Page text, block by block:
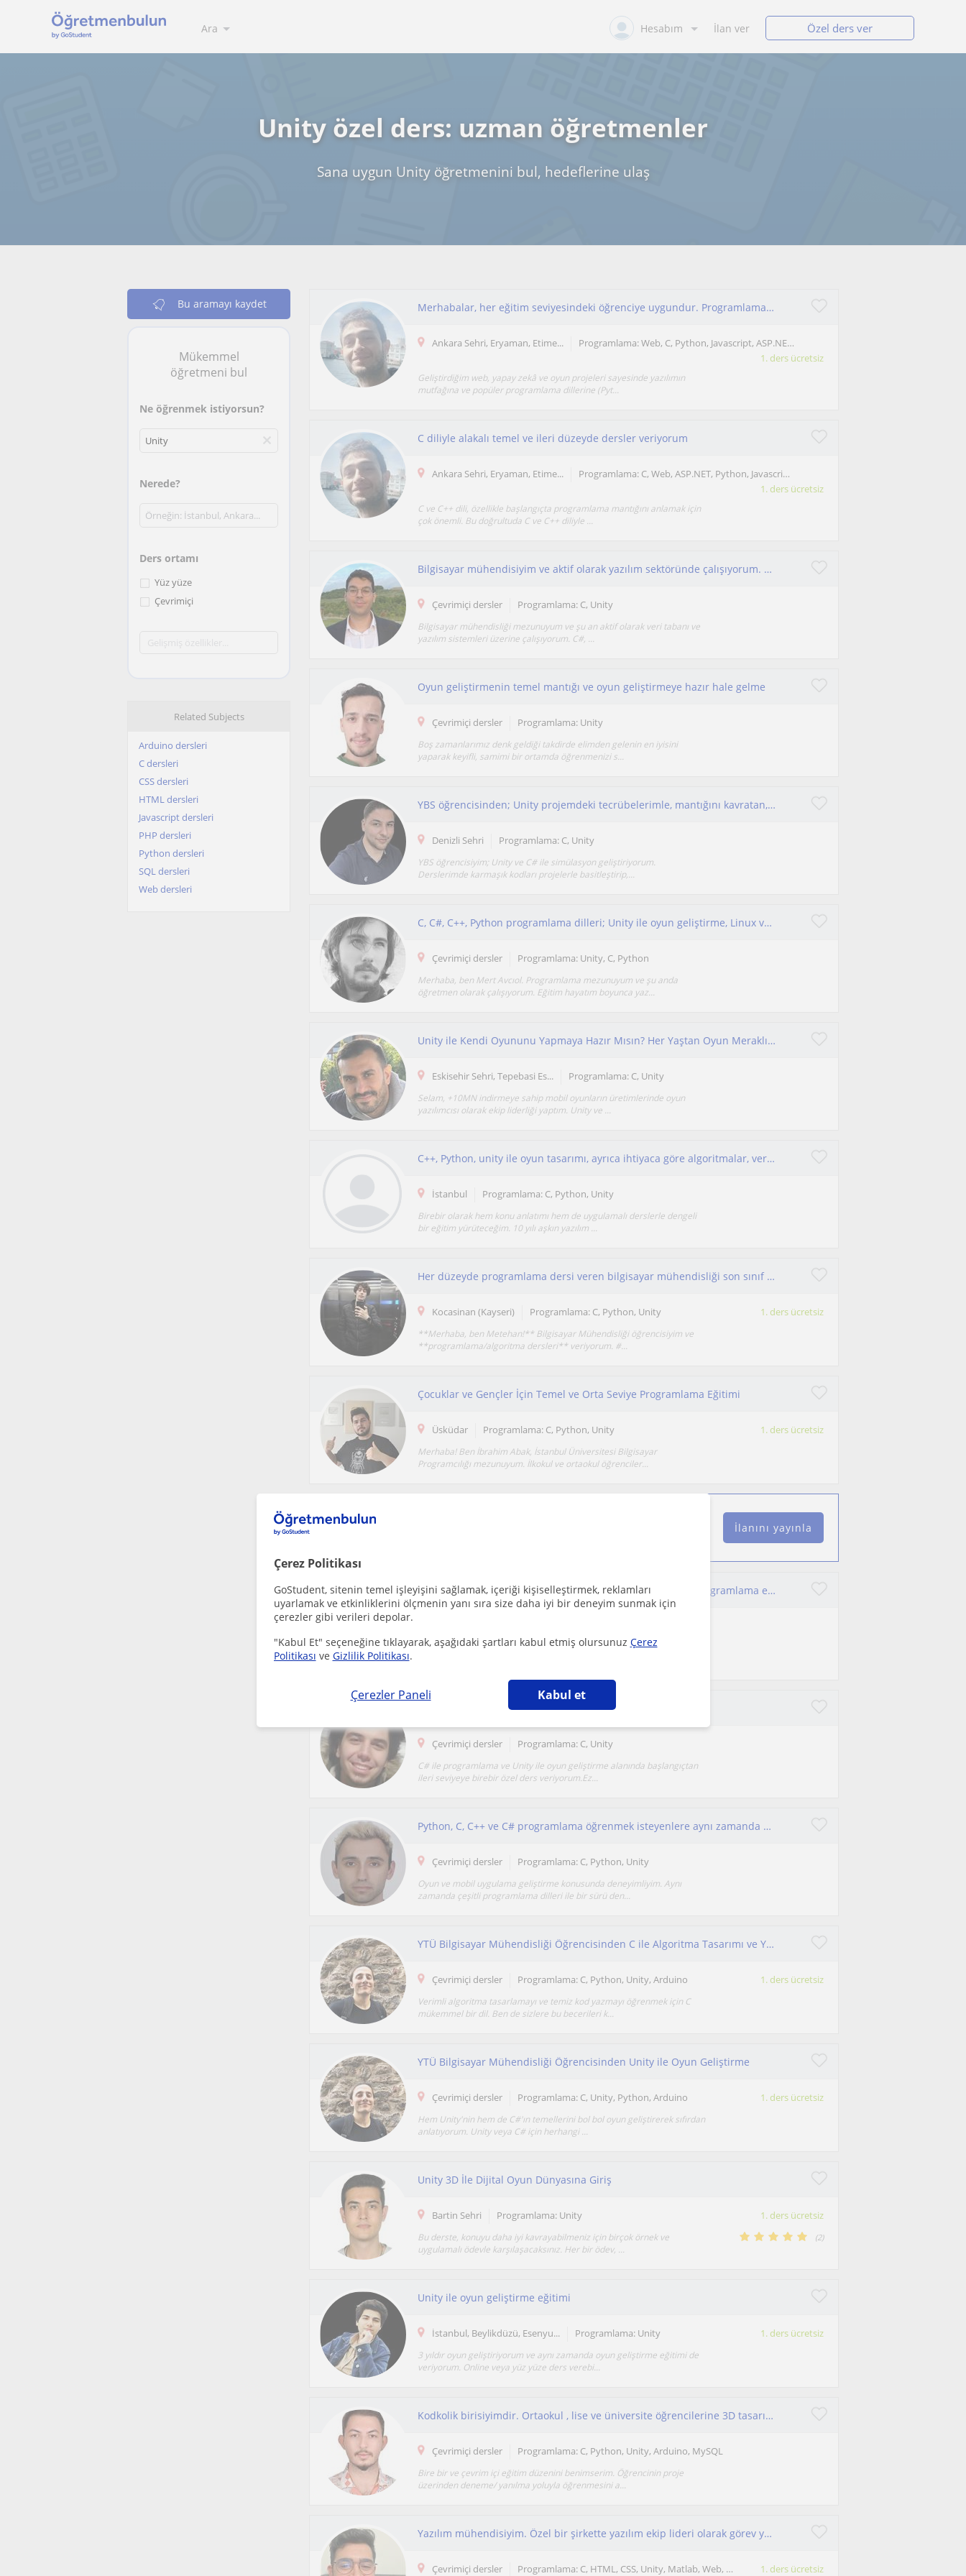
Çerez Politikası
GoStudent, sitenin temel işleyişini sağlamak, içeriği kişiselleştirmek, reklamları
uyarlamak ve etkinliklerini ölçmenin yanı sıra size daha iyi bir deneyim sunmak için
çerezler gibi verileri depolar.
"Kabul Et" seçeneğine tıklayarak, aşağıdaki şartları kabul etmiş olursunuz Çerez
Politikası ve Gizlilik Politikası.
Çerezler Paneli Kabul et
Ara Hesabım İlan ver Özel ders ver
Unity özel ders: uzman öğretmenler
Sana uygun Unity öğretmenini bul, hedeflerine ulaş
Bu aramayı kaydet
Mükemmel
öğretmeni bul
Ne öğrenmek istiyorsun?
Nerede?
Ders ortamı
Yüz yüze
Çevrimiçi
Related Subjects
Arduino dersleri
C dersleri
CSS dersleri
HTML dersleri
Javascript dersleri
PHP dersleri
Python dersleri
SQL dersleri
Web dersleri
Merhabalar, her eğitim seviyesindeki öğrenciye uygundur. Programlamayı hem ileri düzey hem de temel düzeyde anlatabilirim
Ankara Sehri, Eryaman, Etime...
Programlama: Web, C, Python, Javascript, ASP.NET, PHP, Unity
1. ders ücretsiz
Geliştirdiğim web, yapay zekâ ve oyun projeleri sayesinde yazılımın
mutfağına ve popüler programlama dillerine (Pyt...
C diliyle alakalı temel ve ileri düzeyde dersler veriyorum
Ankara Sehri, Eryaman, Etime...
Programlama: C, Web, ASP.NET, Python, Javascript, PHP, Unity
1. ders ücretsiz
C ve C++ dili, özellikle başlangıçta programlama mantığını anlamak için
çok önemli. Bu doğrultuda C ve C++ diliyle ...
Bilgisayar mühendisiyim ve aktif olarak yazılım sektöründe çalışıyorum. Derslerim kodlamaya sıfırdan başlamak isteyenlere ve yazıl
Çevrimiçi dersler Programlama: C, Unity
Bilgisayar mühendisliği mezunuyum ve şu an aktif olarak veri tabanı ve
yazılım sistemleri üzerine çalışıyorum. C#, ...
Oyun geliştirmenin temel mantığı ve oyun geliştirmeye hazır hale gelme
Çevrimiçi dersler Programlama: Unity
Boş zamanlarımız denk geldiği takdirde elimden gelenin en iyisini
yaparak keyifli, samimi bir ortamda öğrenmenizi s...
YBS öğrencisinden; Unity projemdeki tecrübelerimle, mantığını kavratan, proje odaklı ve samimi yazılım dersleri.
Denizli Sehri Programlama: C, Unity
YBS öğrencisiyim; Unity ve C# ile simülasyon geliştiriyorum.
Derslerimde karmaşık kodları projelerle basitleştirip,...
C, C#, C++, Python programlama dilleri; Unity ile oyun geliştirme, Linux ve Kali Linux kullanımı eğitimi verebilirim.
Çevrimiçi dersler Programlama: Unity, C, Python
Merhaba, ben Mert Avcıol. Programlama mezunuyum ve şu anda
öğretmen olarak çalışıyorum. Eğitim hayatım boyunca yaz...
Unity ile Kendi Oyununu Yapmaya Hazır Mısın? Her Yaştan Oyun Meraklılarına Temel Unity ve C# Eğitimi ile Oyun Yaratalım
Eskisehir Sehri, Tepebasi Es... Programlama: C, Unity
Selam, +10MN indirmeye sahip mobil oyunların üretimlerinde oyun
yazılımcısı olarak ekip liderliği yaptım. Unity ve ...
C++, Python, unity ile oyun tasarımı, ayrıca ihtiyaca göre algoritmalar, veri yapıları.
İstanbul Programlama: C, Python, Unity
Birebir olarak hem konu anlatımı hem de uygulamalı derslerle dengeli
bir eğitim yürüteceğim. 10 yılı aşkın yazılım ...
Her düzeyde programlama dersi veren bilgisayar mühendisliği son sınıf öğrencisi
Kocasinan (Kayseri) Programlama: C, Python, Unity 1. ders ücretsiz
**Merhaba, ben Metehan!** Bilgisayar Mühendisliği öğrencisiyim ve
**programlama/algoritma dersleri** veriyorum. #...
Çocuklar ve Gençler İçin Temel ve Orta Seviye Programlama Eğitimi
Üsküdar Programlama: C, Python, Unity 1. ders ücretsiz
Merhaba! Ben İbrahim Abak, İstanbul Üniversitesi Bilgisayar
Programcılığı mezunuyum. İlkokul ve ortaokul öğrenciler...
Ücretsiz ilan ver
İlanını yayınla
Ben, alanında yetkin ve sürekli öğrenmeyi hedefleyen bir programlama eğitmeniyim. Programlama ve yazılım geliştirme alanında hem p
Becerilerim ve Deneyimim: Programlama Becerileri: C#, Unity Game
C# ile programlama & Unity ile oyun geliştirme
Çevrimiçi dersler Programlama: C, Unity
C# ile programlama ve Unity ile oyun geliştirme alanında başlangıçtan
ileri seviyeye birebir özel ders veriyorum.Ez...
Python, C, C++ ve C# programlama öğrenmek isteyenlere aynı zamanda Unity Oyun geliştirmek isteyenlere ders verebilirim
Çevrimiçi dersler Programlama: C, Python, Unity
Oyun ve mobil uygulama geliştirme konusunda deneyimliyim. Aynı
zamanda çeşitli programlama dilleri ile bir sürü den...
YTÜ Bilgisayar Mühendisliği Öğrencisinden C ile Algoritma Tasarımı ve Yapısal Programlama
Çevrimiçi dersler Programlama: C, Python, Unity, Arduino 1. ders ücretsiz
Verimli algoritma tasarlamayı ve temiz kod yazmayı öğrenmek için C
mükemmel bir dil. Ben de sizlere bu becerileri k...
YTÜ Bilgisayar Mühendisliği Öğrencisinden Unity ile Oyun Geliştirme
Çevrimiçi dersler Programlama: C, Unity, Python, Arduino 1. ders ücretsiz
Hem Unity'nin hem de C#'ın temellerini bol bol oyun geliştirerek sıfırdan
anlatıyorum. Unity veya C# için herhangi ...
Unity 3D İle Dijital Oyun Dünyasına Giriş
Bartin Sehri Programlama: Unity 1. ders ücretsiz
Bu derste, konuyu daha iyi kavrayabilmeniz için birçok örnek ve
uygulamalı ödevle karşılaşacaksınız. Her bir ödev, ...
(2)
Unity ile oyun geliştirme eğitimi
İstanbul, Beylikdüzü, Esenyu... Programlama: Unity 1. ders ücretsiz
3 yıldır oyun geliştiriyorum ve aynı zamanda oyun geliştirme eğitimi de
veriyorum. Online veya yüz yüze ders verebi...
Kodkolik birisiyimdir. Ortaokul , lise ve üniversite öğrencilerine 3D tasarım ve kodlama eğitimleri vermekteyim
Çevrimiçi dersler Programlama: C, Python, Unity, Arduino, MySQL
Bire bir ve çevrim içi eğitim düzenini benimserim. Öğrencinin proje
üzerinden deneme/ yanılma yoluyla öğrenmesini a...
Yazılım mühendisiyim. Özel bir şirkette yazılım ekip lideri olarak görev yapmaktayım. c#,java,unity,matlab,.netcore dersi verilir.
Çevrimiçi dersler Programlama: C, HTML, CSS, Unity, Matlab, Web, Python, Javascript 1. ders ücretsiz